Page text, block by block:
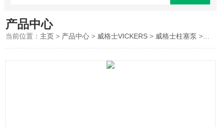
产品中心
当前位置： 主页 > 产品中心 > 威格士VICKERS > 威格士柱塞泵 >威格士VICKERS变量柱塞泵